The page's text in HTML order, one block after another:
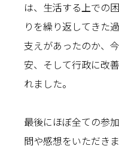
は、生活する上での
りを繰り返してきた
支えがあったのか、
安、そして行政に改
れました。
最後にほぼ全ての参
問や感想をいただき